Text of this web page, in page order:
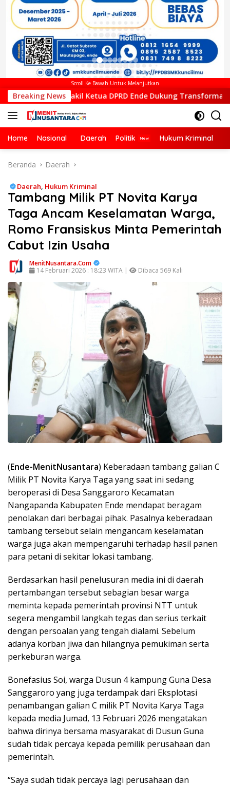
Scroll Ke Bawah Untuk Melanjutkan
Breaking News
Ketua DPRD Ende Dukung Transformasi Digital, Hadiri
Home Nasional Daerah Politik Hukum Kriminal
Beranda Daerah
Daerah, Hukum Kriminal
Tambang Milik PT Novita Karya
Taga Ancam Keselamatan Warga,
Romo Fransiskus Minta Pemerintah
Cabut Izin Usaha
MenitNusantara.Com
14 Februari 2026 : 18:23 WITA |
Dibaca 569 Kali
(Ende-MenitNusantara) Keberadaan tambang galian C
Milik PT Novita Karya Taga yang saat ini sedang
beroperasi di Desa Sanggaroro Kecamatan
Nangapanda Kabupaten Ende mendapat beragam
penolakan dari berbagai pihak. Pasalnya keberadaan
tambang tersebut selain mengancam keselamatan
warga juga akan mempengaruhi terhadap hasil panen
para petani di sekitar lokasi tambang.
Berdasarkan hasil penelusuran media ini di daerah
pertambangan tersebut sebagian besar warga
meminta kepada pemerintah provinsi NTT untuk
segera mengambil langkah tegas dan serius terkait
dengan persoalan yang tengah dialami. Sebelum
adanya korban jiwa dan hilangnya pemukiman serta
perkeburan warga.
Bonefasius Soi, warga Dusun 4 kampung Guna Desa
Sanggaroro yang juga terdampak dari Eksplotasi
penambangan galian C milik PT Novita Karya Taga
kepada media Jumad, 13 Februari 2026 mengatakan
bahwa dirinya bersama masyarakat di Dusun Guna
sudah tidak percaya kepada pemilik perusahaan dan
pemerintah.
“Saya sudah tidak percaya lagi perusahaan dan